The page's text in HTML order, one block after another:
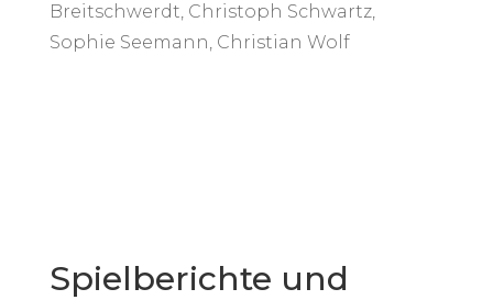
Breitschwerdt, Christoph Schwartz,
Sophie Seemann, Christian Wolf
Spielberichte und